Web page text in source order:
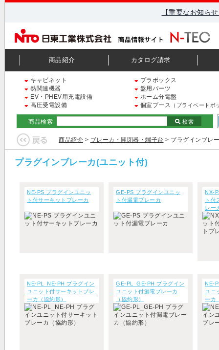
【重要なお知ら
商品紹介 カタログ請求
キャビネット
プラボックス
熱関連機器
盤用パーツ
EV・PHEV用充電設備
ホーム分電盤
高圧受電設備
個室ブース （プライベートボ
商品検索 検索
商品紹介 > ブレーカ・開閉器・端子台 > プラグインブレ
プラグインブレーカ(ユニット付)
NE-PS プラグインユニッ
ト付サーキットブレーカ
GE-PS プラグインユニッ
ト付漏電ブレーカ
NX-
ト付
レー
NE-PL_NE-PH プラグイン
ユニット付サーキットブレ
ーカ（協約形）
GE-PL_GE-PH プラグイン
ユニット付漏電ブレーカ
（協約形）
NE-
ユニ
ーカ